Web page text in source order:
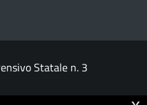
Statale n. 3